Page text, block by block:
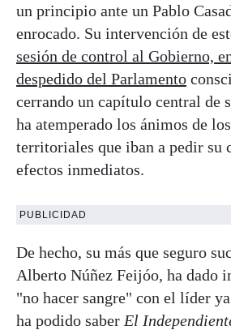
un principio ante un Pablo
enrocado. Su intervención de
sesión de control al Gobierno,
despedido del Parlamento
cerrando un capítulo central de
ha atemperado los ánimos de
territoriales que iban a pedir su
efectos inmediatos.
PUBLICIDAD
De hecho, su más que seguro
Alberto Núñez Feijóo, ha dado
"no hacer sangre" con el líder
ha podido saber El